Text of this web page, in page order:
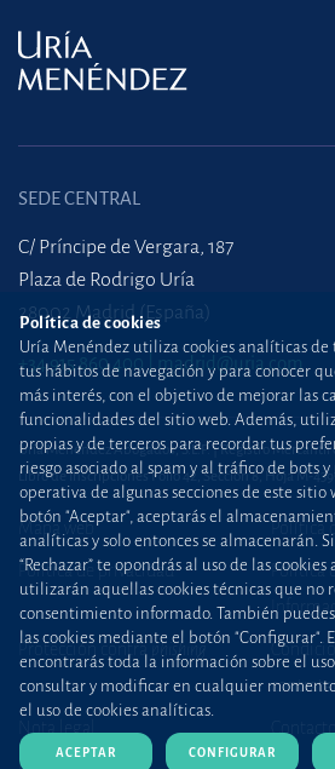
SEDE CENTRAL
C/ Príncipe de Vergara, 187
Plaza de Rodrigo Uría
28002 Madrid (España)
+34 915 860 400 madrid@uria.com
Uría Menéndez Abogados, S.L.P. | Registro Mercantil
Libro de Inscripciones Folio 42, Sección 8, Hoja M-
Mapa web Política
Política de privacidad
Política
Protección contraphishing
Política de cookies
Uría Menéndez utiliza cookies analíticas de
tus hábitos de navegación y para conocer
más interés, con el objetivo de mejorar las
funcionalidades del sitio web. Además,
propias y de terceros para recordar tus
riesgo asociado al spam y al tráfico de bots
operativa de algunas secciones de este sitio
botón "Aceptar", aceptarás el
analíticas y solo entonces se almacenarán.
“Rechazar” te opondrás al uso de las cookies
utilizarán aquellas cookies técnicas que no
consentimiento informado. También
las cookies mediante el botón "Configurar".
encontrarás toda la información sobre el
consultar y modificar en cualquier
el uso de cookies analíticas.
ACEPTAR CONFIGURAR